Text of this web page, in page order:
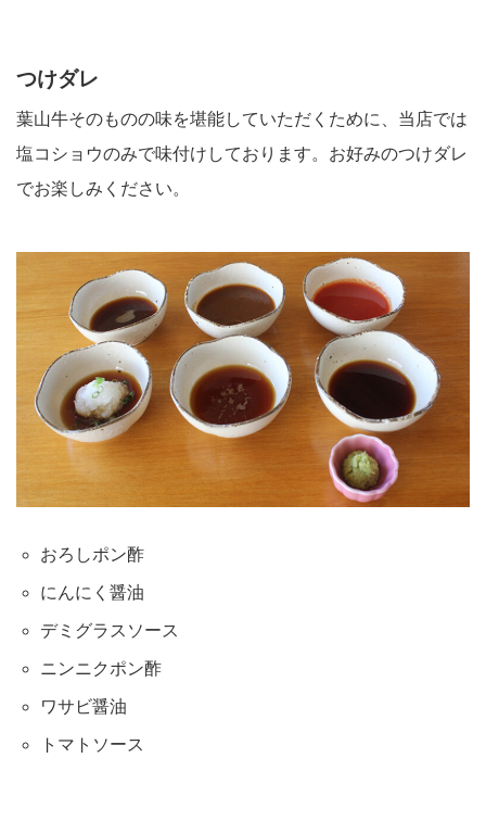
つけダレ
葉山牛そのものの味を堪能していただくために、当店では
塩コショウのみで味付けしております。お好みのつけダレ
でお楽しみください。
おろしポン酢
にんにく醤油
デミグラスソース
ニンニクポン酢
ワサビ醤油
トマトソース